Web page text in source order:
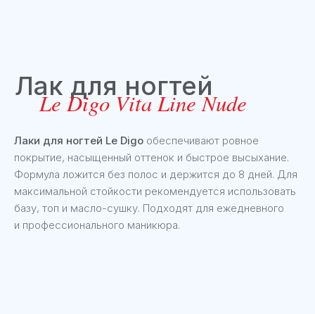
Лаки для ногтей Le Digo обеспечивают ровное
покрытие, насыщенный оттенок и быстрое высыхание.
Формула ложится без полос и держится до 8 дней. Для
максимальной стойкости рекомендуется использовать
базу, топ и масло-сушку. Подходят для ежедневного
и профессионального маникюра.
В наших продуктах
отсутствуют